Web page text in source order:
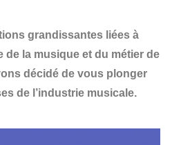
grandissantes liées à
de la musique et du métier de
décidé de vous plonger
de l’industrie musicale.